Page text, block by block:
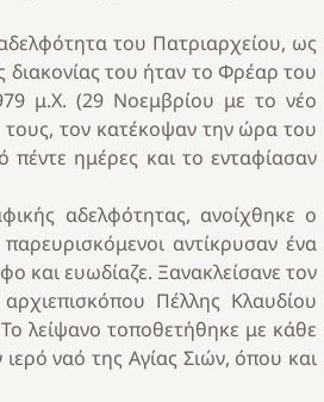
του Πατριαρχείου, ως
του ήταν το Φρέαρ του
μ.Χ. (29 Νοεμβρίου με το νέο
τους, τον κατέκοψαν την ώρα του
πέντε ημέρες και το ενταφίασαν
αδελφότητας, ανοίχθηκε ο
αντίκρυσαν ένα
και ευωδίαζε. Ξανακλείσανε τον
Πέλλης Κλαυδίου
λείψανο τοποθετήθηκε με κάθε
ναό της Αγίας Σιών, όπου και